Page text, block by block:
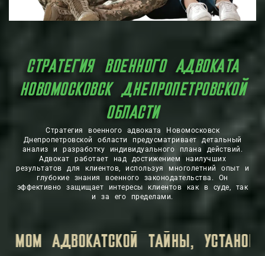
СТРАТЕГИЯ ВОЕННОГО АДВОКАТА
НОВОМОСКОВСК ДНЕПРОПЕТРОВСКОЙ
ОБЛАСТИ
Стратегия военного адвоката Новомосковск
Днепропетровской области предусматривает детальный
анализ и разработку индивидуального плана действий.
Адвокат работает над достижением наилучших
результатов для клиентов, используя многолетний опыт и
глубокие знания военного законодательства. Он
эффективно защищает интересы клиентов как в суде, так
и за его пределами.
ВСЯ ЛИЧНАЯ ИНФОРМАЦИЯ,